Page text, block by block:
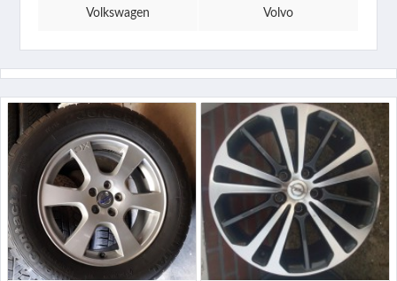
Volkswagen Volvo